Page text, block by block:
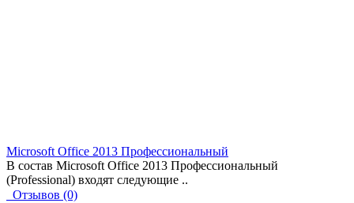
Microsoft Office 2013 Профессиональный
В состав Microsoft Office 2013 Профессиональный
(Professional) входят следующие ..
Отзывов (0)